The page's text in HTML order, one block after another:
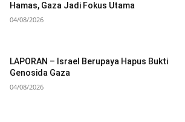
Hamas, Gaza Jadi Fokus Utama
04/08/2026
LAPORAN – Israel Berupaya Hapus Bukti
Genosida Gaza
04/08/2026